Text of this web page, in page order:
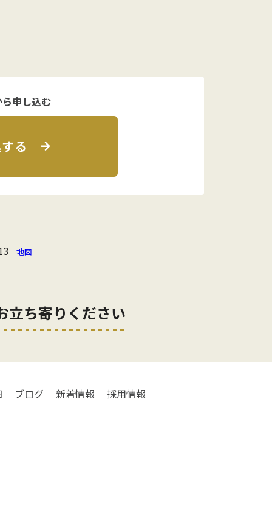
申し込む
る
地図
立ち寄りください
ブログ 新着情報 採用情報